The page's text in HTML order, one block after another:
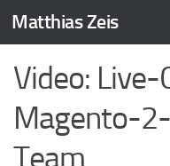
Zum Inhalt springen
Matthias Zeis
Video:
Magento-
Team